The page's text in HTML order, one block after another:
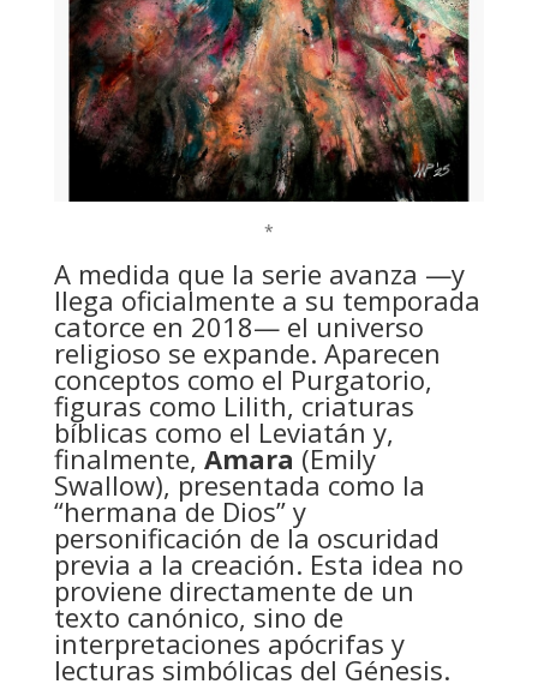
*
A medida que la serie avanza —y
llega oficialmente a su temporada
catorce en 2018— el universo
religioso se expande. Aparecen
conceptos como el Purgatorio,
figuras como Lilith, criaturas
bíblicas como el Leviatán y,
finalmente, Amara (Emily
Swallow), presentada como la
“hermana de Dios” y
personificación de la oscuridad
previa a la creación. Esta idea no
proviene directamente de un
texto canónico, sino de
interpretaciones apócrifas y
lecturas simbólicas del Génesis.